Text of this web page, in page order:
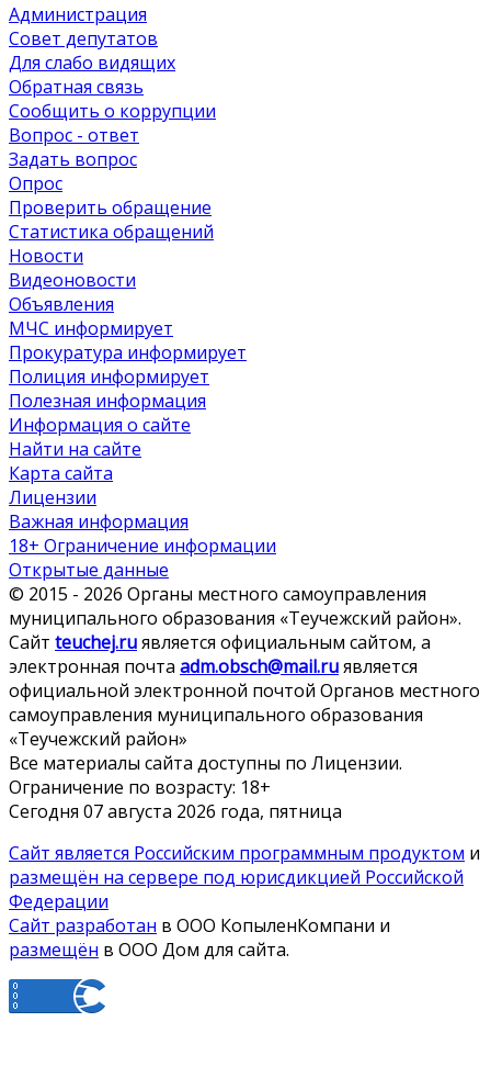
Администрация
Совет депутатов
Для слабо видящих
Обратная связь
Сообщить о коррупции
Вопрос - ответ
Задать вопрос
Опрос
Проверить обращение
Статистика обращений
Новости
Видеоновости
Объявления
МЧС информирует
Прокуратура информирует
Полиция информирует
Полезная информация
Информация о сайте
Найти на сайте
Карта сайта
Лицензии
Важная информация
18+ Ограничение информации
Открытые данные
© 2015 - 2026 Органы местного самоуправления
муниципального образования «Теучежский район».
Сайт teuchej.ruявляется официальным сайтом, а
электронная почта adm.obsch@mail.ruявляется
официальной электронной почтой Органов местного
самоуправления муниципального образования
«Теучежский район»
Все материалы сайта доступны по Лицензии.
Ограничение по возрасту: 18+
Сегодня 07 августа 2026 года, пятница
Сайт является Российским программным продуктом и
размещён на сервере под юрисдикцией Российской
Федерации
Сайт разработан в ООО КопыленКомпани и
размещён в ООО Дом для сайта.